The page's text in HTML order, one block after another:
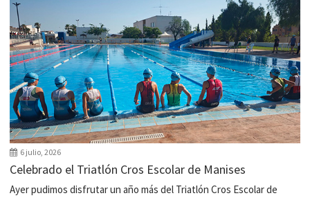
6 julio, 2026
Celebrado el Triatlón Cros Escolar de Manises
Ayer pudimos disfrutar un año más del Triatlón Cros Escolar de